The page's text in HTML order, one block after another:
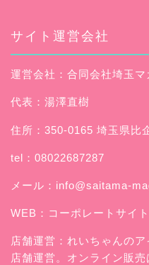
サイト運営会社
運営会社：合同会社埼玉マ
代表：湯澤直樹
住所：350-0165 埼玉県比
tel：08022687287
メール： info@saitama-
WEB： コーポレートサイト
店舗運営： れいちゃんのア
店舗運営。オンライン販